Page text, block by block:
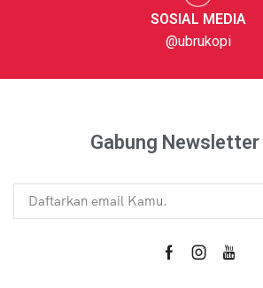
SOSIAL MEDIA
@ubrukopi
Gabung Newsletter